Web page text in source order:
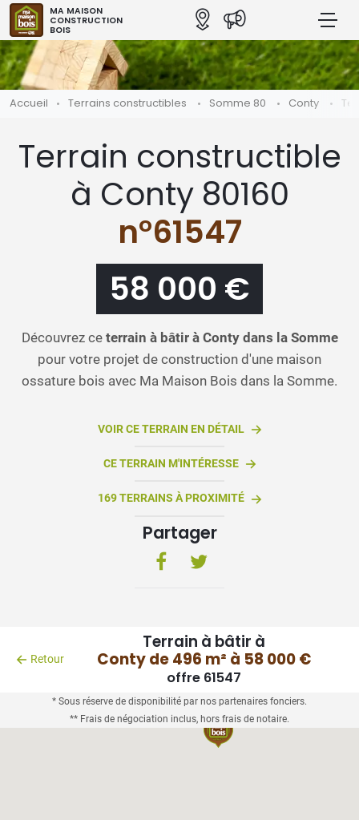
MA MAISON
CONSTRUCTION
BOIS
Accueil Terrains constructibles Somme 80 Conty
Terrain constructible
à Conty 80160
n°61547
58 000 €
Découvrez ce terrain à bâtir à Conty dans la Somme
pour votre projet de construction d'une maison
ossature bois avec Ma Maison Bois dans la Somme.
VOIR CE TERRAIN EN DÉTAIL
CE TERRAIN M'INTÉRESSE
169 TERRAINS À PROXIMITÉ
Partager
Retour
Terrain à bâtir à
Conty de 496 m² à 58 000 €
offre 61547
* Sous réserve de disponibilité par nos partenaires fonciers.
** Frais de négociation inclus, hors frais de notaire.